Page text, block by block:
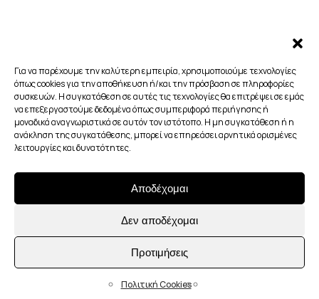
Για να παρέχουμε την καλύτερη εμπειρία, χρησιμοποιούμε τεχνολογίες
όπως cookies για την αποθήκευση ή/και την πρόσβαση σε πληροφορίες
συσκευών. Η συγκατάθεση σε αυτές τις τεχνολογίες θα επιτρέψει σε εμάς
να επεξεργαστούμε δεδομένα όπως συμπεριφορά περιήγησης ή
μοναδικά αναγνωριστικά σε αυτόν τον ιστότοπο. Η μη συγκατάθεση ή η
ανάκληση της συγκατάθεσης, μπορεί να επηρεάσει αρνητικά ορισμένες
λειτουργίες και δυνατότητες.
Αποδέχομαι
Δεν αποδέχομαι
Προτιμήσεις
Πολιτική Cookies